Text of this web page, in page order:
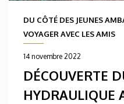
DU CÔTÉ DES JEUNES
VOYAGER AVEC LES AMIS
14 novembre 2022
DÉCOUVERTE
HYDRAULIQUE